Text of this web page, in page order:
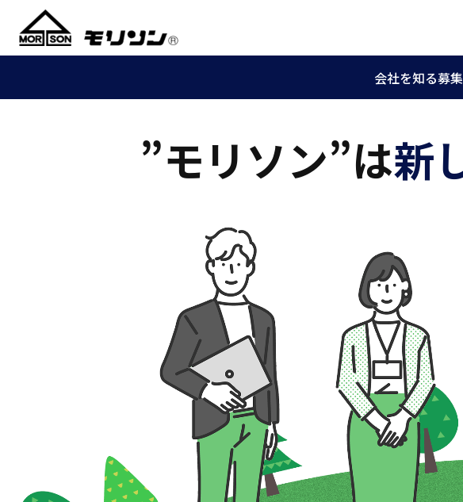
会社を知る募
”モリソン”は新